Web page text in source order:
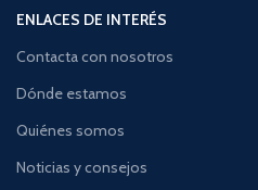
ENLACES DE INTERÉS
Contacta con nosotros
Dónde estamos
Quiénes somos
Noticias y consejos